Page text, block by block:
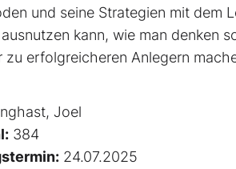
und seine Strategien mit dem
kann, wie man denken
erfolgreicheren Anlegern
Joel
384
24.07.2025